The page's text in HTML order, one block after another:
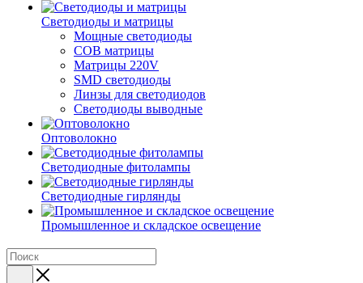
Светодиоды и матрицы
Мощные светодиоды
COB матрицы
Матрицы 220V
SMD светодиоды
Линзы для светодиодов
Светодиоды выводные
Оптоволокно
Светодиодные фитолампы
Светодиодные гирлянды
Промышленное и складское освещение